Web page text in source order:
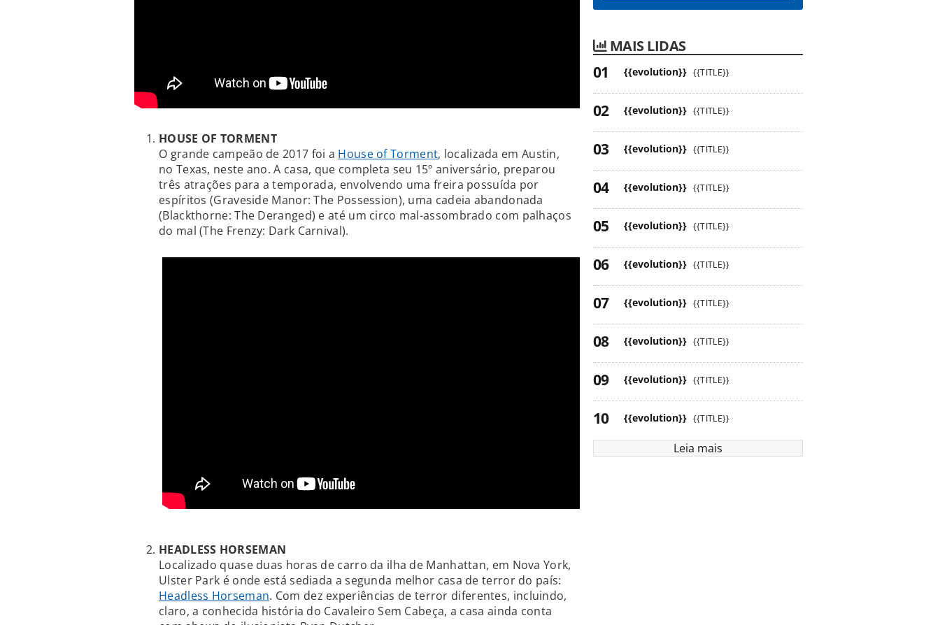
HOUSE OF TORMENT
O grande campeão de 2017 foi a House of Torment, localizada em Austin,
no Texas, neste ano. A casa, que completa seu 15º aniversário, preparou
três atrações para a temporada, envolvendo uma freira possuída por
espíritos (Graveside Manor: The Possession), uma cadeia abandonada
(Blackthorne: The Deranged) e até um circo mal-assombrado com palhaços
do mal (The Frenzy: Dark Carnival).
HEADLESS HORSEMAN
Localizado quase duas horas de carro da ilha de Manhattan, em Nova York,
Ulster Park é onde está sediada a segunda melhor casa de terror do país:
Headless Horseman. Com dez experiências de terror diferentes, incluindo,
claro, a conhecida história do Cavaleiro Sem Cabeça, a casa ainda conta
MAIS LIDAS
{{evolution}} {{TITLE}}
{{evolution}} {{TITLE}}
{{evolution}} {{TITLE}}
{{evolution}} {{TITLE}}
{{evolution}} {{TITLE}}
{{evolution}} {{TITLE}}
{{evolution}} {{TITLE}}
{{evolution}} {{TITLE}}
{{evolution}} {{TITLE}}
{{evolution}} {{TITLE}}
Leia mais